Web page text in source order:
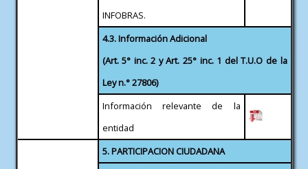
INFOBRAS.
4.3. Información Adicional
(Art. 5° inc. 2 y Art. 25° inc. 1 del T.U.O de la
Ley n.° 27806)
Información relevante de la
entidad
5. PARTICIPACION CIUDADANA